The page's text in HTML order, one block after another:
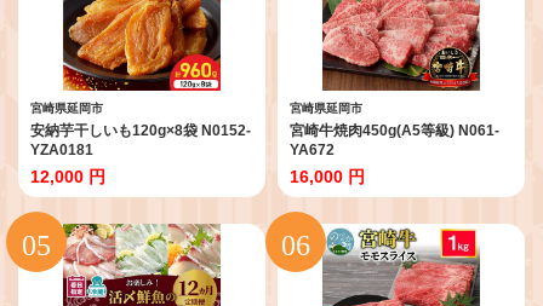
宮崎県延岡市
安納芋干しいも120g×8袋 N0152-
YZA0181
12,000 円
宮崎県延岡市
宮崎牛焼肉450g(A5等級) N061-
YA672
16,000 円